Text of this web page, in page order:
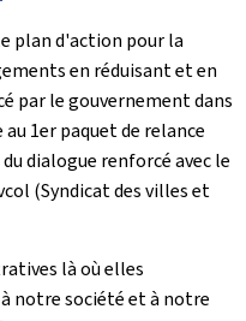
plan d'action pour la
en réduisant et en
par le gouvernement dans
1er paquet de relance
dialogue renforcé avec le
(Syndicat des villes et
là où elles
notre société et à notre